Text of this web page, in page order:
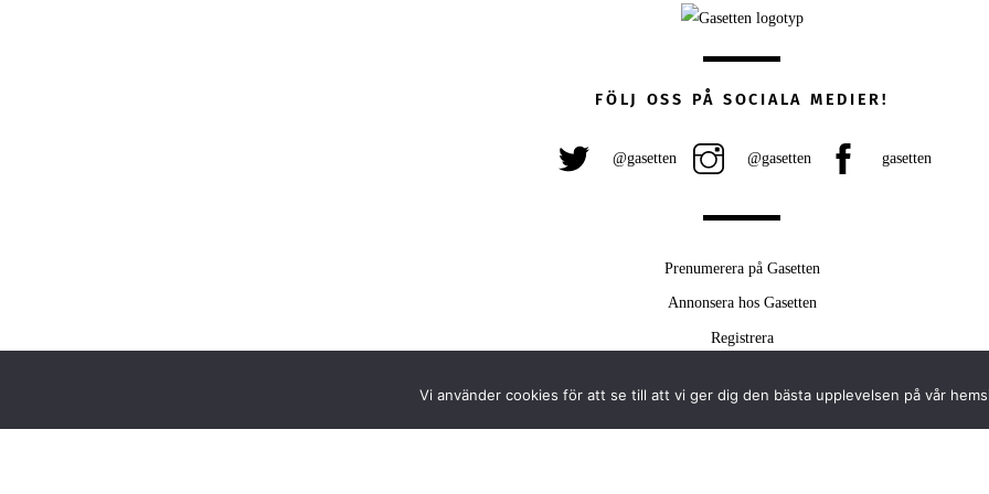
FÖLJ OSS PÅ SOCIALA MEDIER!
@gasetten @gasetten gasetten
Prenumerera på Gasetten
Annonsera hos Gasetten
Registrera
Vi använder cookies för att se till att vi ger dig den bästa upplevelsen på vår